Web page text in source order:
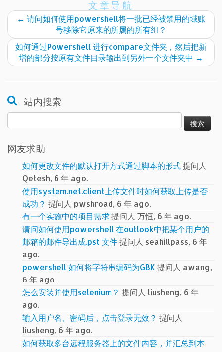
文章导航
← 请问如何使用powershell将一批已经被禁用的域账
号移除它原来的所属的所有组？
如何通过Powershell 进行compare文件夹，然后把新
增的部分按原有文件目录输出到另外一个文件夹中 →
站内搜索
索：
网友求助
如何更改文件的默认打开方式通过脚本的形式提问人
Qetesh, 6 年 ago.
使用system.net.client上传文件时如何获取上传是否
成功？ 提问人 pwshroad, 6 年 ago.
有一个实施中的项目需求提问人 万恒, 6 年 ago.
请问如何使用powershell 在outlook中把某个用户的
邮箱的邮件导出成.pst 文件提问人 seahillpass, 6 年
ago.
powershell 如何将字符串编码为GBK 提问人 awang,
6 年 ago.
怎么安装并使用selenium？ 提问人 liusheng, 6 年
ago.
输入用户名、密码后，点击登录无效？ 提问人
liusheng, 6 年 ago.
如何获取多台远程服务器上的文件内容，并汇总到本